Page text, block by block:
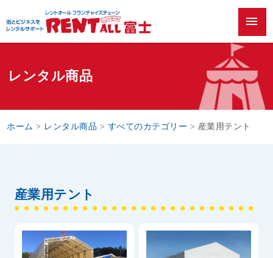
menu
レンタル商品
ホーム > レンタル商品 > すべてのカテゴリー > 産業用テント
産業用テント